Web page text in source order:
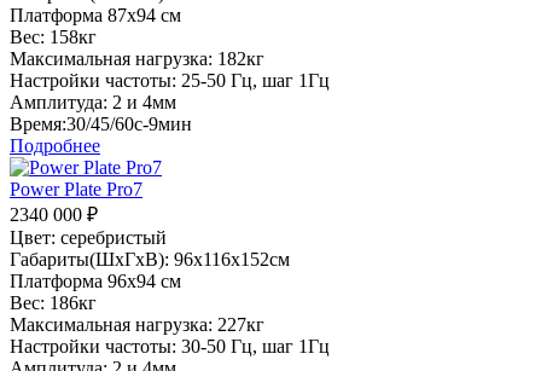
Платформа 87х94 см
Вес: 158кг
Максимальная нагрузка: 182кг
Настройки частоты: 25-50 Гц, шаг 1Гц
Амплитуда: 2 и 4мм
Время:30/45/60с-9мин
Подробнее
Power Plate Pro7
2340 000 ₽
Цвет: серебристый
Габариты(ШхГхВ): 96х116х152см
Платформа 96х94 см
Вес: 186кг
Максимальная нагрузка: 227кг
Настройки частоты: 30-50 Гц, шаг 1Гц